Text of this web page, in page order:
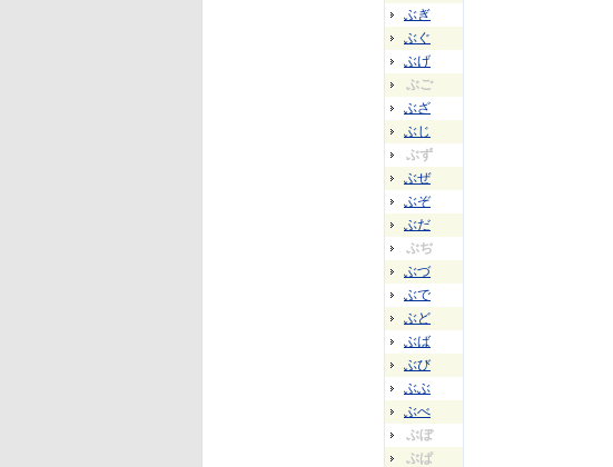
ぶぎ
ぶぐ
ぶげ
ぶご
ぶざ
ぶじ
ぶず
ぶぜ
ぶぞ
ぶだ
ぶぢ
ぶづ
ぶで
ぶど
ぶば
ぶび
ぶぶ
ぶべ
ぶぼ
ぶぱ